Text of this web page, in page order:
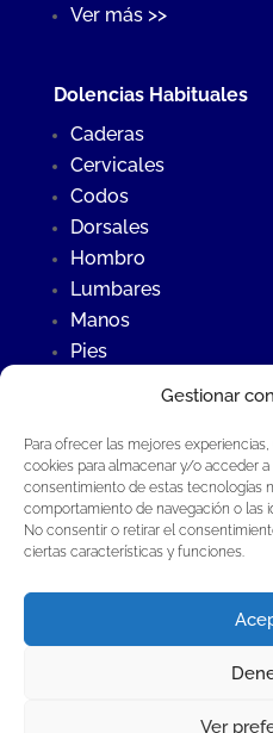
Gestionar
Para ofrecer las mejores
cookies para almacenar y/o acceder
consentimiento de estas tecnologías
comportamiento de navegación o las
No consentir o retirar el
ciertas características y funciones.
Ver
Ver más >>
Dolencias Habituales
Caderas
Cervicales
Codos
Dorsales
Hombro
Lumbares
Manos
Pies
Últimas Noticias
Contraste frío – calor
¿Qué es la osteopatía?
Fisioterapia invasiva
Fisioterapia Global